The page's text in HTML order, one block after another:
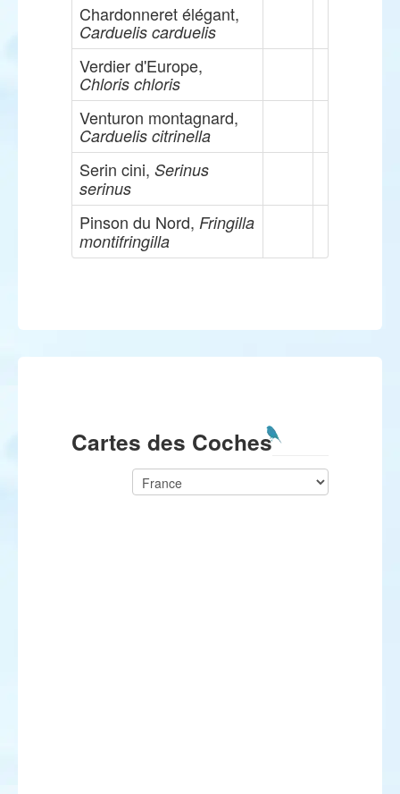
Chardonneret élégant,
Carduelis carduelis
Verdier d'Europe,
Chloris chloris
Venturon montagnard,
Carduelis citrinella
Serin cini, Serinus
serinus
Pinson du Nord, Fringilla
montifringilla
Cartes des Coches